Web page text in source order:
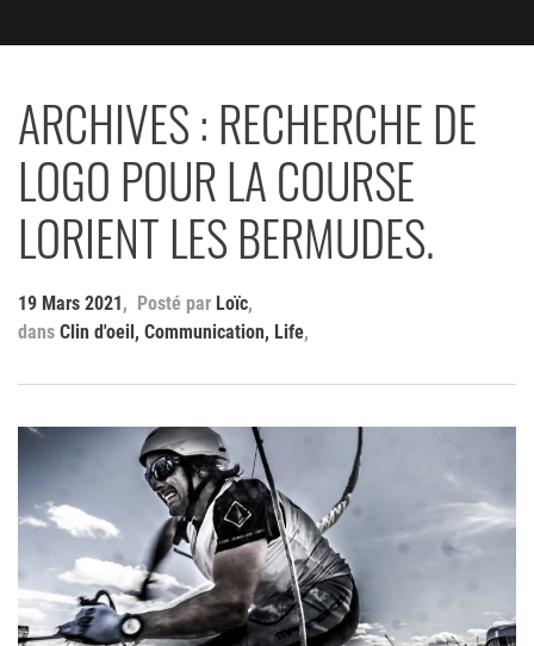
ARCHIVES : RECHERCHE DE
LOGO POUR LA COURSE
LORIENT LES BERMUDES.
19 Mars 2021
Loïc
Clin d'oeil , Communication, Life